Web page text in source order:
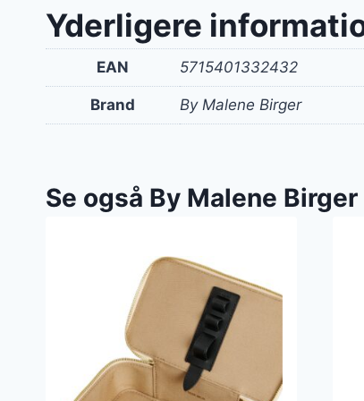
Yderligere
EAN 5715401332432
Brand By Malene Birger
Se også By Malene Birger